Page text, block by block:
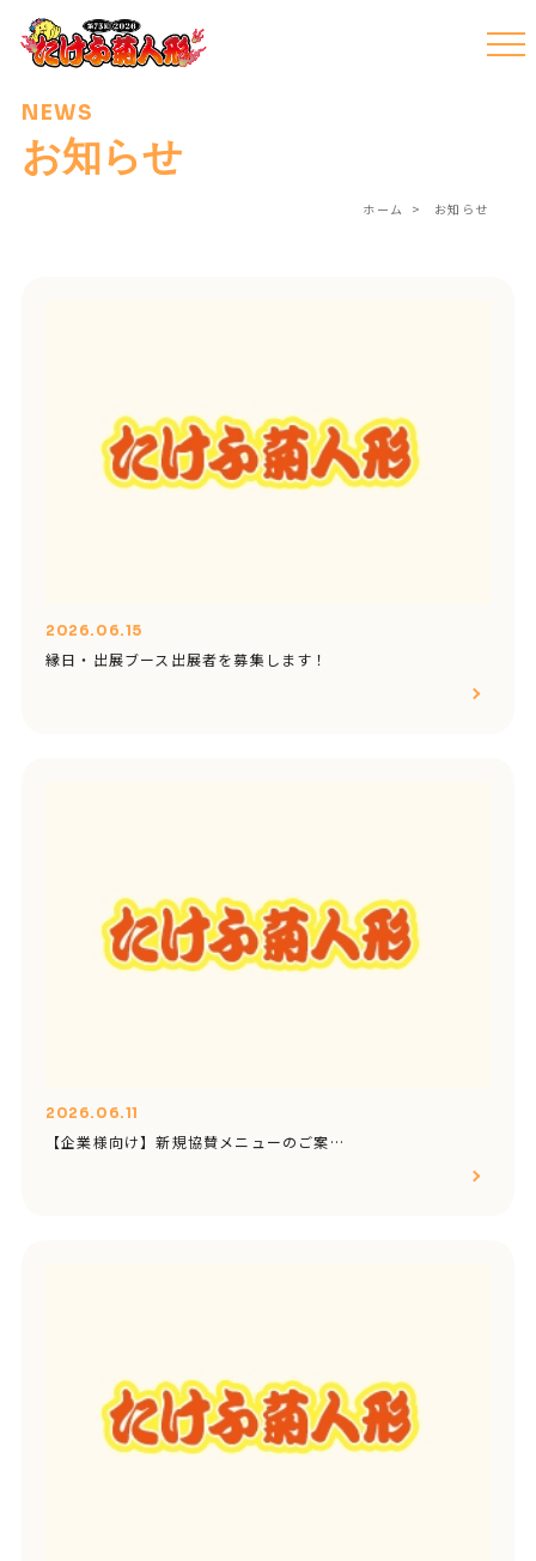
NEWS
お知らせ
ホーム お知らせ
2026.06.15
縁日・出展ブース出展者を募集します！
2026.06.11
【企業様向け】新規協賛メニューのご案…